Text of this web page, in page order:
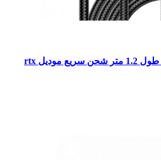
كابل ريلمى يو اس بى 3x1 طول 1.2 متر شحن سريع موديل rtx